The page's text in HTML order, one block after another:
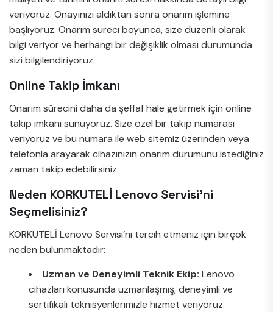
veriyoruz. Onayınızı aldıktan sonra onarım işlemine
başlıyoruz. Onarım süreci boyunca, size düzenli olarak
bilgi veriyor ve herhangi bir değişiklik olması durumunda
sizi bilgilendiriyoruz.
Online Takip İmkanı
Onarım sürecini daha da şeffaf hale getirmek için online
takip imkanı sunuyoruz. Size özel bir takip numarası
veriyoruz ve bu numara ile web sitemiz üzerinden veya
telefonla arayarak cihazınızın onarım durumunu istediğiniz
zaman takip edebilirsiniz.
Neden KORKUTELİ Lenovo Servisi’ni
Seçmelisiniz?
KORKUTELİ Lenovo Servisi’ni tercih etmeniz için birçok
neden bulunmaktadır:
Uzman ve Deneyimli Teknik Ekip: Lenovo
cihazları konusunda uzmanlaşmış, deneyimli ve
sertifikalı teknisyenlerimizle hizmet veriyoruz.